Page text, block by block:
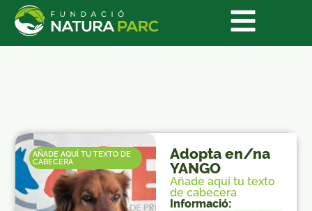
AÑADE AQUÍ TU TEXTO DE
CABECERA
Adopta en/na
YANGO
Añade aquí tu texto
de cabecera
Informació: